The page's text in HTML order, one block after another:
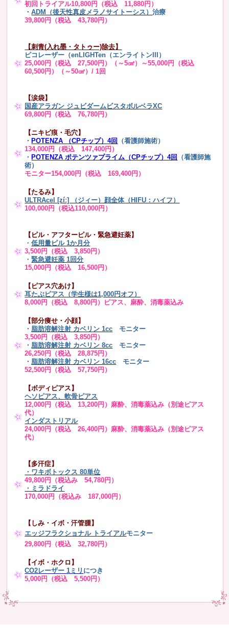
初回トライアル10,800円（税込 11,880円）
・ADM（後天性真皮メラノサイトーシス）治療
39,800円（税込 43,780円）
【刺青(入れ墨・タトゥー)除去】
ピコレーザー（enLIGHTen（エンライトンIII）
25,000円（税込 27,500円）（～5㎠）～55,000円（税込
60,500円）（～50㎠）/ 1回
【涙袋】
国産アラガン ジュビダームビスタボルベラXC
69,800円（税込 76,780円）
【ニキビ痕・毛穴】
・ POTENZA （CPチップ）4回
（看護師施術）
134,000円（税込 147,400円）
・ POTENZA ポテンツァプライム（CPチップ）4回
（看護師施
術）
モニター154,000円（税込 169,400円）
【たるみ】
ULTRAcel [zíː] （ジィー）顔全体（HIFU：ハイフ）
100,000円（税込110,000円）
【ピル・アフターピル・緊急避妊薬】
・低用量ピル 1か月分
3,500円（税込 3,850円）
・緊急避妊薬 1回分
15,000円（税込 16,500円）
【ピアス穴あけ】
耳たぶピアス（学生様は1,000円オフ）
8,000円（税込 8,800円）ピアス、麻酔、消毒薬込み
【部分痩せ・小顔】
・ 脂肪溶解注射 カベリン 1cc モニター
3,500円（税込 3,850円）
・ 脂肪溶解注射 カベリン 8cc モニター
26,250円（税込 28,875円）
・ 脂肪溶解注射 カベリン 16cc
モニター
52,500円（税込 57,750円）
【ボディピアス】
ヘソピアス、軟骨ピアス
12,000円（税込 13,200円）麻酔、消毒薬込み（別途ピアス
代）
インダストリアル
24,000円（税込 26,400円）麻酔、消毒薬込み（別途ピアス
代）
【多汗症】
・ ワキボトックス 80単位
49,800円（税込み 54,780円）
・ミラドライ
170,000円（税込み 187,000円）
【しみ・イボ・汗管腫】
エッジフラクショナル トライアルモニター
29,800円（税込 32,780円）
【イボ・ホクロ】
CO2レーザー 1ミリ につき
5,000円（税込 5,500円）